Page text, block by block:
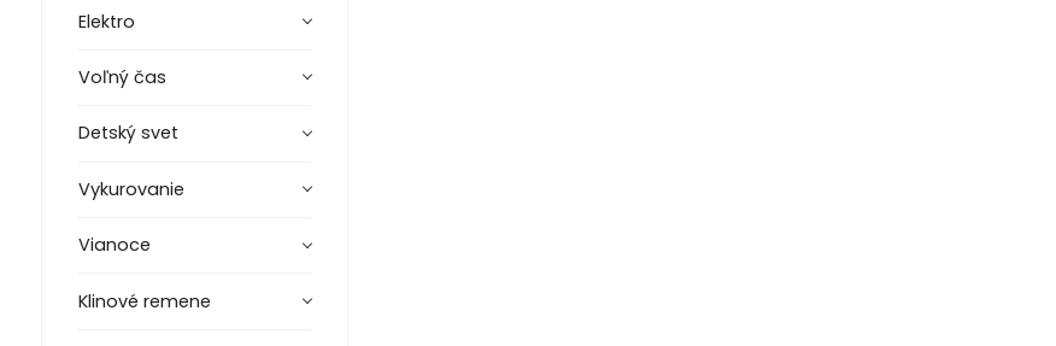
Elektro
Voľný čas
Detský svet
Vykurovanie
Vianoce
Klinové remene